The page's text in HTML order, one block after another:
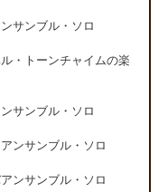
サンブル・ソロ
・トーンチャイムの楽
サンブル・ソロ
ンサンブル・ソロ
ンサンブル・ソロ